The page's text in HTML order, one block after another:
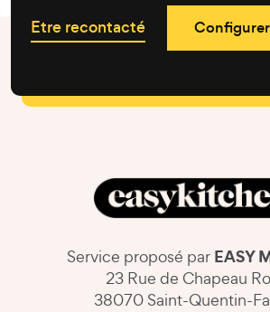
Etre recontacté
Service proposé par EASY
23 Rue de Chapeau
38070 Saint-Quentin-